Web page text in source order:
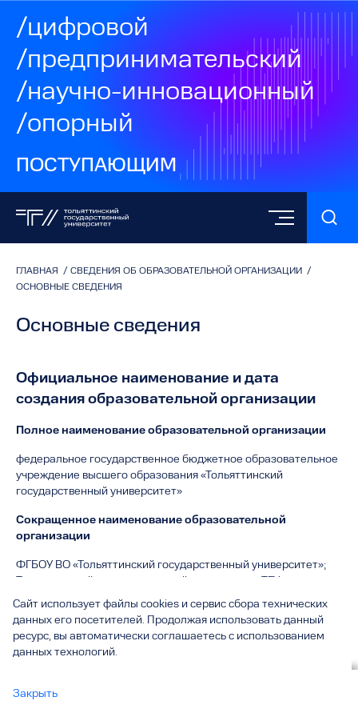
/цифровой
/предпринимательский
/научно-инновационный
/опорный
ПОСТУПАЮЩИМ
ГЛАВНАЯ / СВЕДЕНИЯ ОБ ОБРАЗОВАТЕЛЬНОЙ ОРГАНИЗАЦИИ /
ОСНОВНЫЕ СВЕДЕНИЯ
Основные сведения
Вы смотрите
Официальное наименование и дата
создания образовательной организации
Полное наименование образовательной организации
федеральное государственное бюджетное образовательное
учреждение высшего образования «Тольяттинский
государственный университет»
Сокращенное наименование образовательной
организации
ФГБОУ ВО «Тольяттинский государственный университет»;
Дата создания
29 мая 2001 года
Сайт использует файлы cookies и сервис сбора технических
данных его посетителей. Продолжая использовать данный
ресурс, вы автоматически соглашаетесь с использованием
данных технологий.
Закрыть